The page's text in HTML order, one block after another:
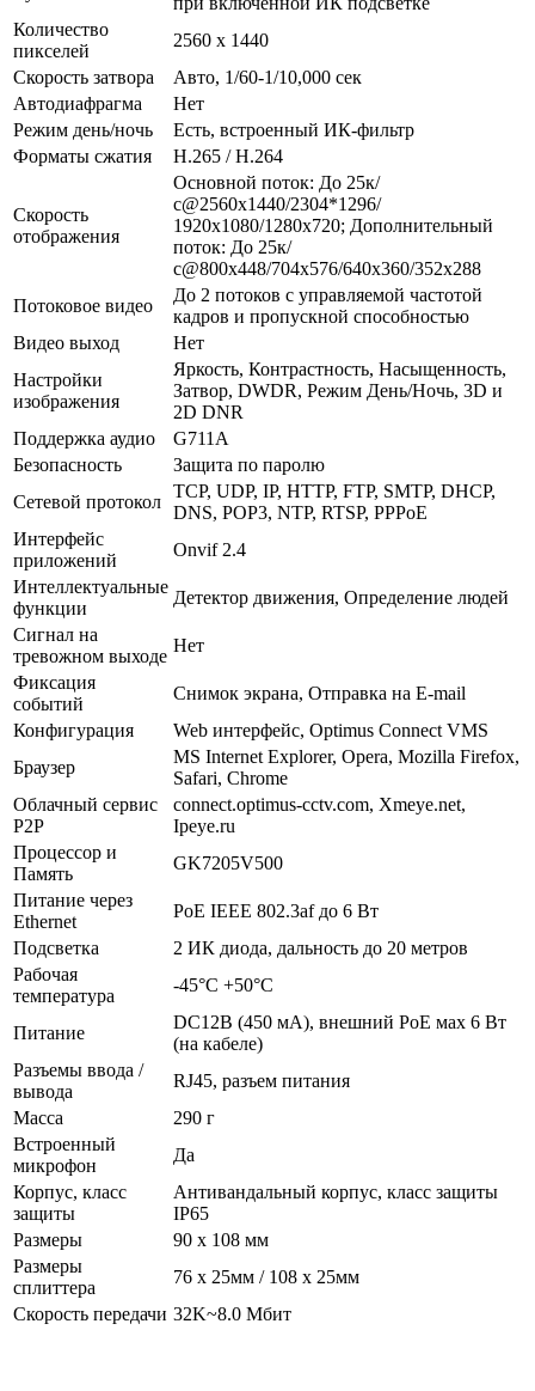
Количество
пикселей
2560 x 1440
Скорость затвора
Авто, 1/60-1/10,000 сек
Автодиафрагма
Нет
Режим день/ночь
Есть, встроенный ИК-фильтр
Форматы сжатия
H.265 / H.264
Скорость
отображения
Основной поток: До 25к/
с@2560x1440/2304*1296/
1920х1080/1280x720; Дополнительный
поток: До 25к/
с@800x448/704х576/640x360/352х288
Потоковое видео
До 2 потоков с управляемой частотой
кадров и пропускной способностью
Видео выход
Нет
Настройки
изображения
Яркость, Контрастность, Насыщенность,
Затвор, DWDR, Режим День/Ночь, 3D и
2D DNR
Поддержка аудио
G711A
Безопасность
Защита по паролю
Сетевой протокол
TCP, UDP, IP, HTTP, FTP, SMTP, DHCP,
DNS, POP3, NTP, RTSP, PPPoE
Интерфейс
приложений
Onvif 2.4
Интеллектуальные
функции
Детектор движения, Определение людей
Сигнал на
тревожном выходе
Нет
Фиксация
событий
Снимок экрана, Отправка на E-mail
Конфигурация
Web интерфейс, Optimus Connect VMS
Браузер
MS Internet Explorer, Opera, Mozilla Firefox,
Safari, Chrome
Облачный сервис
P2P
connect.optimus-cctv.com, Xmeye.net,
Ipeye.ru
Процессор и
Память
GK7205V500
Питание через
Ethernet
PoE IEEE 802.3af до 6 Вт
Подсветка
2 ИК диода, дальность до 20 метров
Рабочая
температура
-45°C +50°C
Питание
DC12В (450 мА), внешний PoE мах 6 Вт
(на кабеле)
Разъемы ввода /
вывода
RJ45, разъем питания
Масса
290 г
Встроенный
микрофон
Да
Корпус, класс
защиты
Антивандальный корпус, класс защиты
IР65
Размеры
90 х 108 мм
Размеры
сплиттера
76 х 25мм / 108 х 25мм
Скорость передачи 32K~8.0 Мбит